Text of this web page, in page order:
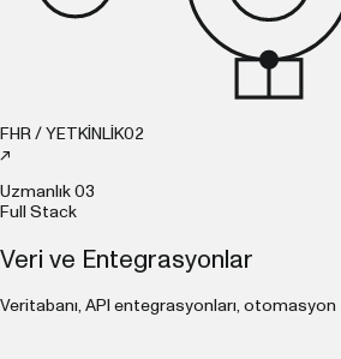
FHR / YETKİNLİK02
↗
Uzmanlık 03
Full Stack
Veri ve Entegrasyonlar
Veritabanı, API entegrasyonları, otomasyon